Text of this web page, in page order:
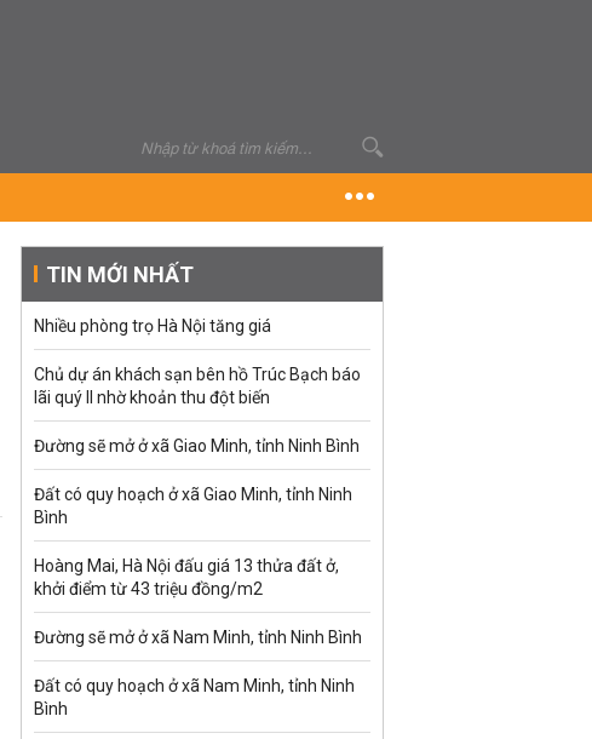
TIN MỚI NHẤT
Nhiều phòng trọ Hà Nội tăng giá
Chủ dự án khách sạn bên hồ Trúc Bạch báo
lãi quý II nhờ khoản thu đột biến
Đường sẽ mở ở xã Giao Minh, tỉnh Ninh Bình
Đất có quy hoạch ở xã Giao Minh, tỉnh Ninh
Bình
Hoàng Mai, Hà Nội đấu giá 13 thửa đất ở,
khởi điểm từ 43 triệu đồng/m2
Đường sẽ mở ở xã Nam Minh, tỉnh Ninh Bình
Đất có quy hoạch ở xã Nam Minh, tỉnh Ninh
Bình